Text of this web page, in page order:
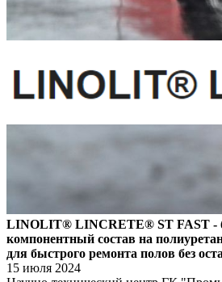
LINOLIT® LINCRETE® ST FAST -
компонентный состав на
для быстрого ремонта полов без
15 июля 2024